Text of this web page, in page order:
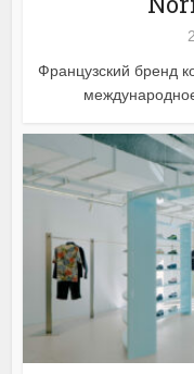
Французский бренд